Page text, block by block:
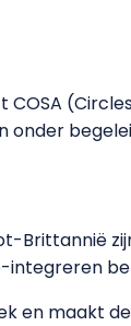
onder
Brittannië
integreren
en maakt